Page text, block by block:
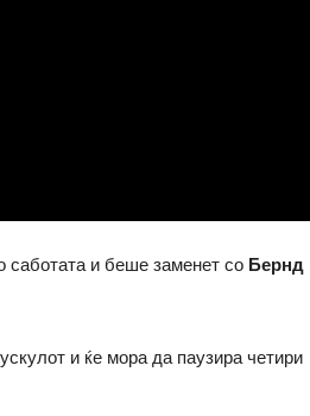
саботата и беше заменет со Бернд
и ќе мора да паузира четири